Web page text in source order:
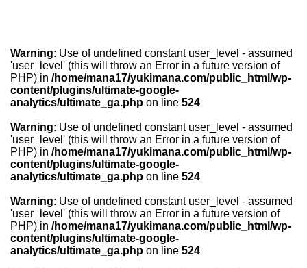
Warning: Use of undefined constant user_level - assumed
'user_level' (this will throw an Error in a future version of
PHP) in /home/mana17/yukimana.com/public_html/wp-
content/plugins/ultimate-google-
analytics/ultimate_ga.php on line 524
Warning: Use of undefined constant user_level - assumed
'user_level' (this will throw an Error in a future version of
PHP) in /home/mana17/yukimana.com/public_html/wp-
content/plugins/ultimate-google-
analytics/ultimate_ga.php on line 524
Warning: Use of undefined constant user_level - assumed
'user_level' (this will throw an Error in a future version of
PHP) in /home/mana17/yukimana.com/public_html/wp-
content/plugins/ultimate-google-
analytics/ultimate_ga.php on line 524